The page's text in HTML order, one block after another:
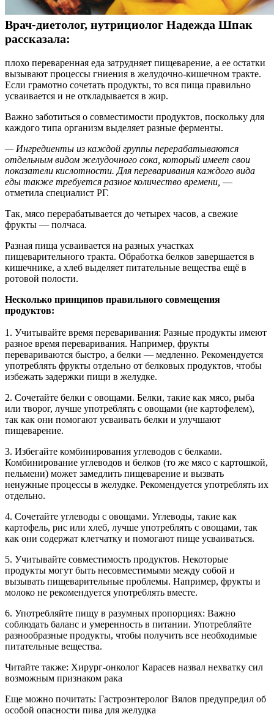
Врач-диетолог, нутрициолог Надежда Шпак
рассказала:
плохо переваренная еда затрудняет пищеварение, а ее остатки
вызывают процессы гниения в желудочно-кишечном тракте.
Если грамотно сочетать продукты, то вся пища правильно
усваивается и не откладывается в жир.
Важно заботиться о совместимости продуктов, поскольку для
каждого типа организм выделяет разные ферменты.
— Ингредиенты из каждой группы перерабатываются
отдельным видом желудочного сока, который имеет свои
показатели кислотности. Для переваривания каждого вида
еды также требуется разное количество времени, —
отметила специалист РГ.
Так, мясо перерабатывается до четырех часов, а свежие
фрукты — полчаса.
Разная пища усваивается на разных участках
пищеварительного тракта. Обработка белков завершается в
кишечнике, а хлеб выделяет питательные вещества ещё в
ротовой полости.
Несколько принципов правильного совмещения
продуктов:
1. Учитывайте время переваривания: Разные продукты имеют
разное время переваривания. Например, фрукты
перевариваются быстро, а белки — медленно. Рекомендуется
употреблять фрукты отдельно от белковых продуктов, чтобы
избежать задержки пищи в желудке.
2. Сочетайте белки с овощами. Белки, такие как мясо, рыба
или творог, лучше употреблять с овощами (не картофелем),
так как они помогают усваивать белки и улучшают
пищеварение.
3. Избегайте комбинирования углеводов с белками.
Комбинирование углеводов и белков (то же мясо с картошкой,
пельмени) может замедлить пищеварение и вызвать
ненужные процессы в желудке. Рекомендуется употреблять их
отдельно.
4. Сочетайте углеводы с овощами. Углеводы, такие как
картофель, рис или хлеб, лучше употреблять с овощами, так
как они содержат клетчатку и помогают пище усваиваться.
5. Учитывайте совместимость продуктов. Некоторые
продукты могут быть несовместимыми между собой и
вызывать пищеварительные проблемы. Например, фрукты и
молоко не рекомендуется употреблять вместе.
6. Употребляйте пищу в разумных пропорциях: Важно
соблюдать баланс и умеренность в питании. Употребляйте
разнообразные продукты, чтобы получить все необходимые
питательные вещества.
Читайте также: Хирург-онколог Карасев назвал нехватку сил
возможным признаком рака
Еще можно почитать: Гастроэнтеролог Вялов предупредил об
особой опасности пива для желудка